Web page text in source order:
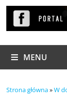
MENU
Strona główna»W